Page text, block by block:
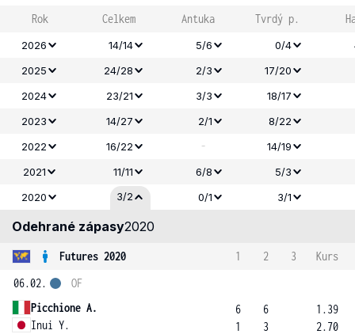
Rok Celkem Antuka Tvrdý p.
2026 14/14 5/6 0/4
2025
24/28 2/3
17/20
2024
23/21 3/3
18/17
2023
14/27 2/1
8/22
2022
16/22 -
14/19
2021
11/11 6/8
5/3
2020
3/2 0/1 3/1
Odehrané zápasy2020
Futures 2020 1 2 3
Kurs
06.02.
Picchione A.
Inui Y.
OF
6
1
6
3
1.39
2.70